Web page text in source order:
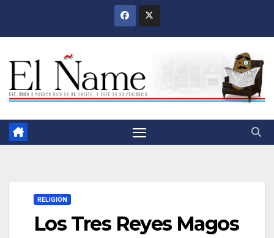
RELIGIÓN
Los Tres Reyes Magos